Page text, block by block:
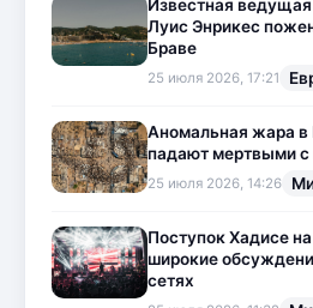
Известная
Луис Энрикес
Браве
25 июля 2026, 17:21
Аномальная жара
падают мертвыми с
25 июля 2026, 14:26
Поступок Хадисе
широкие
сетях